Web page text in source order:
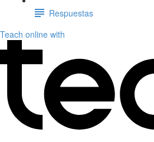
Respuestas
Teach online with